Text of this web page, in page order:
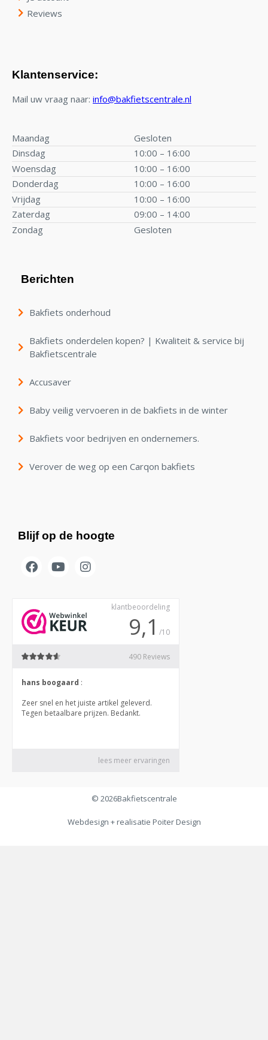
Reviews
Klantenservice:
Mail uw vraag naar: info@bakfietscentrale.nl
Maandag
Gesloten
Dinsdag
10:00 – 16:00
Woensdag
10:00 – 16:00
Donderdag
10:00 – 16:00
Vrijdag
10:00 – 16:00
Zaterdag
09:00 – 14:00
Zondag
Gesloten
Berichten
Bakfiets onderhoud
Bakfiets onderdelen kopen? | Kwaliteit & service bij
Bakfietscentrale
Accusaver
Baby veilig vervoeren in de bakfiets in de winter
Bakfiets voor bedrijven en ondernemers.
Verover de weg op een Carqon bakfiets
Blijf op de hoogte
© 2026Bakfietscentrale
Webdesign + realisatie Poiter Design